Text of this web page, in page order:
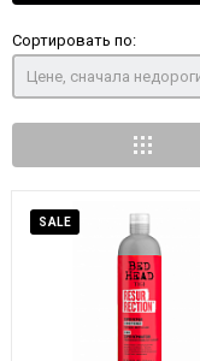
Сортировать по:
Цене, сначала
SALE